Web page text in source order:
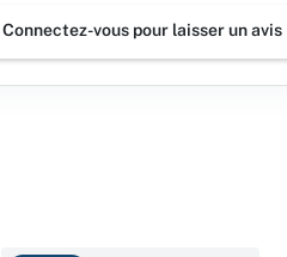
Connectez-vous pour laisser un avis